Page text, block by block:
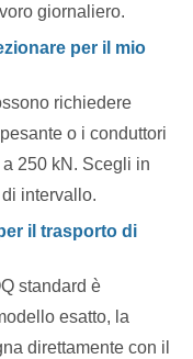
giornaliero.
per il mio
richiedere
o i conduttori
250 kN. Scegli in
intervallo.
il trasporto di
standard è
esatto, la
direttamente con il